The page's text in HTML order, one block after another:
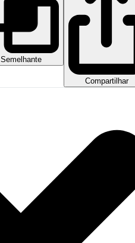
Semelhante
Compartilhar